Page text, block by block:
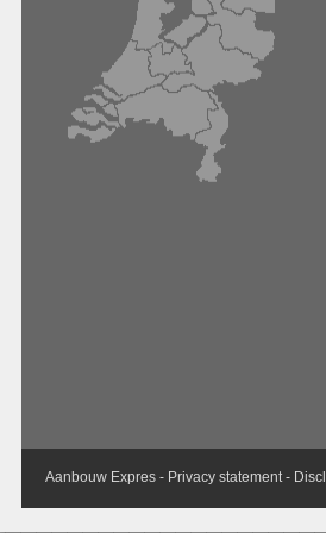
Aanbouw Expres - Privacy statement-